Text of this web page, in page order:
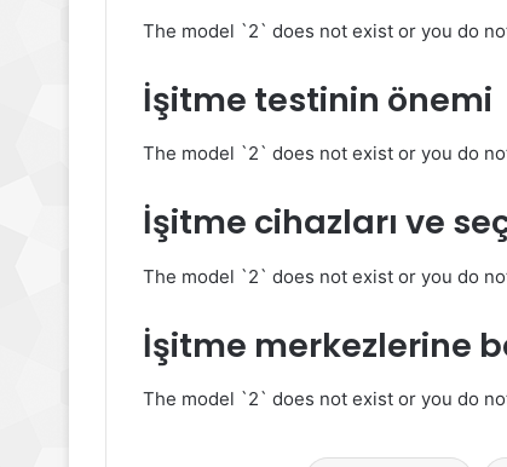
The model `2` does not exist or you do
İşitme testinin önemi
The model `2` does not exist or you do
İşitme cihazları ve
The model `2` does not exist or you do
İşitme merkezlerine
The model `2` does not exist or you do